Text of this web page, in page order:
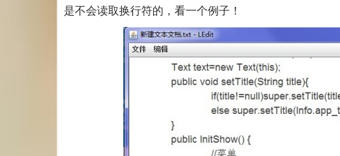
是不会读取换行符的，看一个例子！